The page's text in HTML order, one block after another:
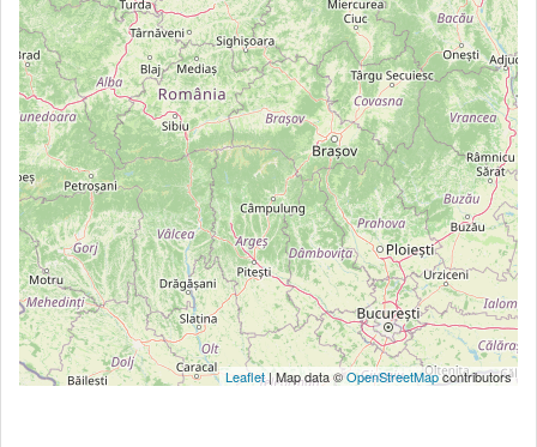
Leaflet| Map data ©OpenStreetMapcontributors